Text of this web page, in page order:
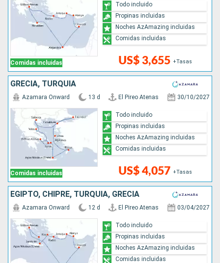
Comidas incluidas US$ 3,655 +Tasas
Todo incluido
Propinas incluidas
Noches AzAmazing incluidas
Comidas incluidas
GRECIA, TURQUÍA
Comidas incluidas
Azamara Onward 13 d El Pireo Atenas 30/10/2027
US$ 4,057 +Tasas
Todo incluido
Propinas incluidas
Noches AzAmazing incluidas
Comidas incluidas
EGIPTO, CHIPRE, TURQUÍA, GRECIA
Azamara Onward 12 d El Pireo Atenas 03/04/2027
Todo incluido
Propinas incluidas
Noches AzAmazing incluidas
Comidas incluidas